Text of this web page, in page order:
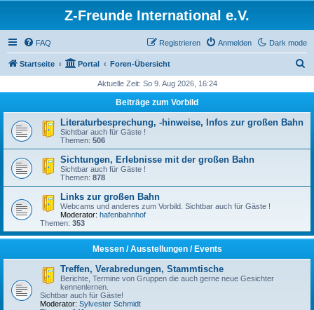
Z-Freunde International e.V.
Dark mode
FAQ Anmelden
Registrieren
Startseite Portal Foren-Übersicht
h
Aktuelle Zeit: So 9. Aug 2026, 16:24
Beiträge zum Vorbild
Literaturbesprechung, -hinweise, Infos zur großen Bahn
Sichtbar auch für Gäste !
Themen: 506
Sichtungen, Erlebnisse mit der großen Bahn
Sichtbar auch für Gäste !
Themen: 878
Links zur großen Bahn
Webcams und anderes zum Vorbild. Sichtbar auch für Gäste !
Moderator: hafenbahnhof
Themen: 353
Messen / Ausstellungen / Events
Treffen, Verabredungen, Stammtische
Berichte, Termine von Gruppen die auch gerne neue Gesichter
kennenlernen.
Sichtbar auch für Gäste!
Moderator: Sylvester Schmidt